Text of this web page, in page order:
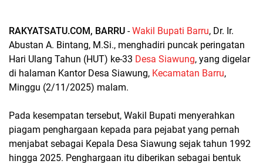
RAKYATSATU.COM, BARRU -Wakil Bupati Barru, Dr. Ir.
Abustan A. Bintang, M.Si., menghadiri puncak peringatan
Hari Ulang Tahun (HUT) ke-33 Desa Siawung, yang digelar
di halaman Kantor Desa Siawung, Kecamatan Barru,
Minggu (2/11/2025) malam.
Pada kesempatan tersebut, Wakil Bupati menyerahkan
piagam penghargaan kepada para pejabat yang pernah
menjabat sebagai Kepala Desa Siawung sejak tahun 1992
hingga 2025. Penghargaan itu diberikan sebagai bentuk